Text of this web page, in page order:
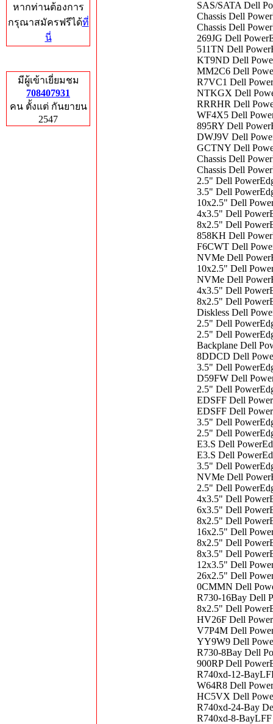
หากท่านต้องการ
กรุณาสมัครฟรีได้ที่
นี่
มีผู้เข้าเยี่ยมชม
708407931
คน ตั้งแต่ กันยายน
2547
SAS/SATA Dell
Chassis Dell
Chassis Dell
269JG Dell
511TN Dell
KT9ND Dell
MM2C6 Dell
R7VC1 Dell
NTKGX Dell
RRRHR Dell
WF4X5 Dell
895RY Dell
DWJ9V Dell
GCTNY Dell
Chassis Dell
Chassis Dell
2.5" Dell
3.5" Dell
10x2.5" Dell
4x3.5" Dell
8x2.5" Dell
858KH Dell
F6CWT Dell
NVMe Dell
10x2.5" Dell
NVMe Dell
4x3.5" Dell
8x2.5" Dell
Diskless Dell
2.5" Dell
2.5" Dell
Backplane Dell
8DDCD Dell
3.5" Dell
D59FW Dell
2.5" Dell
EDSFF Dell
EDSFF Dell
3.5" Dell
2.5" Dell
E3.S Dell
E3.S Dell
3.5" Dell
NVMe Dell
2.5" Dell
4x3.5" Dell
6x3.5" Dell
8x2.5" Dell
16x2.5" Dell
8x2.5" Dell
8x3.5" Dell
12x3.5" Dell
26x2.5" Dell
0CMMN Dell
R730-16Bay Dell
8x2.5" Dell
HV26F Dell
V7P4M Dell
YY9W9 Dell
R730-8Bay Dell
900RP Dell
R740xd-12-
W64R8 Dell
HC5VX Dell
R740xd-24-Bay
R740xd-8-BayLFF